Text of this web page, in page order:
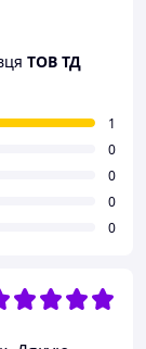
ТОВ ТД
1
0
0
0
0